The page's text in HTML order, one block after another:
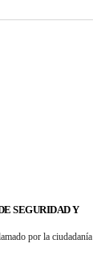
SEGURIDAD Y
por la ciudadanía